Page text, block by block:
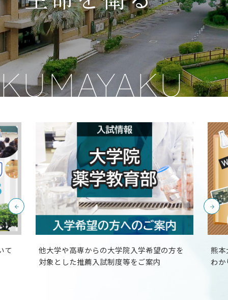
KUMAYAKU
他大学や高専からの大学院入学希望の方を
対象とした推薦入試制度等をご案内
熊本大学
わかりや
受験生の方 卒業生の方
在学生の方 アクセス
お問い合わせ
JPEN